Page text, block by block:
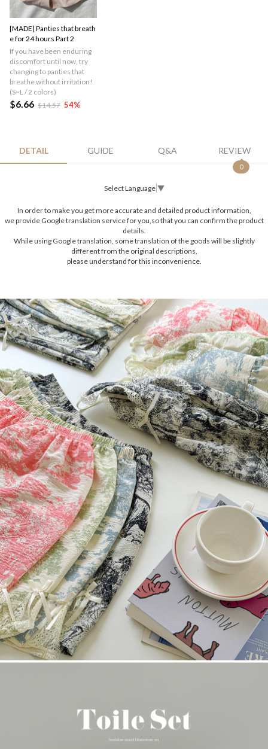
[MADE] Panties that breath
e for 24 hours Part 2
If you have been enduring
discomfort until now, try
changing to panties that
breathe without irritation!
(S~L / 2 colors)
$6.66 $14.57 54%
DETAIL GUIDE Q&A REVIEW
0
Select Language ▼
In order to make you get more accurate and detailed product information,
we provide Google translation service for you,so that you can confirm the product
details.
While using Google translation, some translation of the goods will be slightly
different from the original descriptions,
please understand for this inconvenience.